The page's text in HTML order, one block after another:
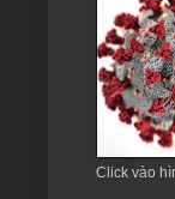
Click vào